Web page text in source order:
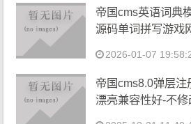
帝国cms英语词典
源码单词拼写游戏
2026-01-07
帝国cms8.0弹层
漂亮兼容性好-不